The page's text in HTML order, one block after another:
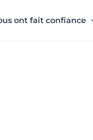
ont fait confiance